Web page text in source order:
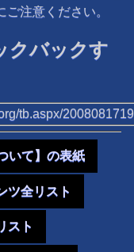
注意ください。
クバックす
tb.aspx/
いて】の表紙
ツ全リスト
スト